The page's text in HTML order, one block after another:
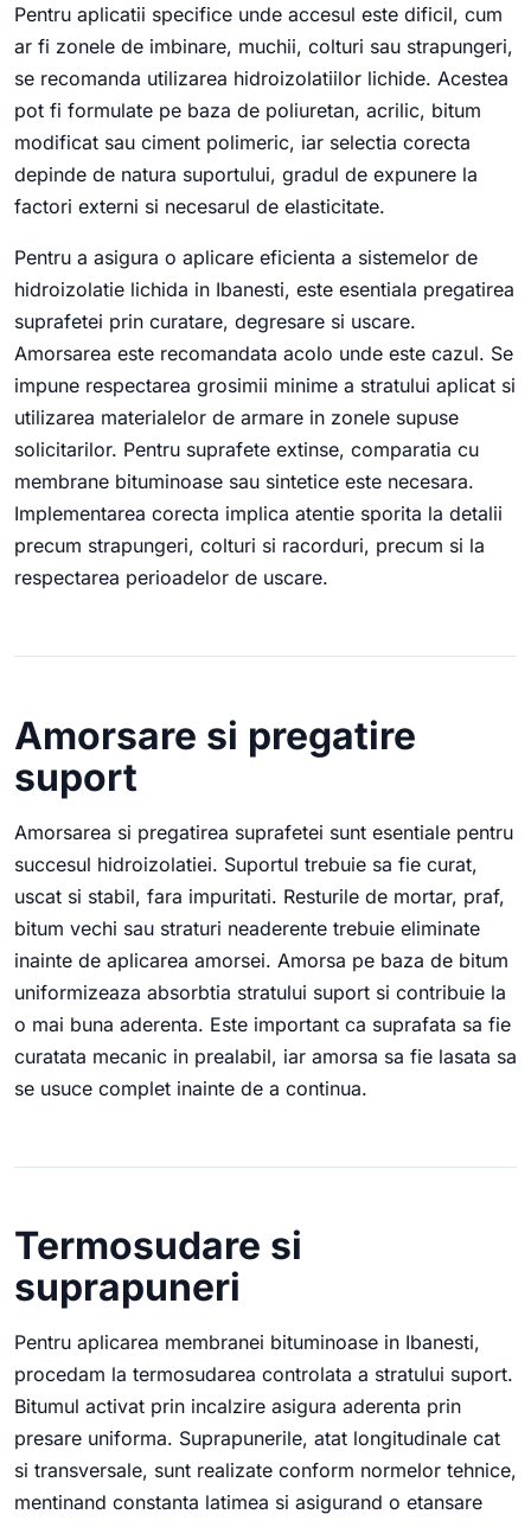
Pentru aplicatii specifice unde accesul este dificil, cum
ar fi zonele de imbinare, muchii, colturi sau strapungeri,
se recomanda utilizarea hidroizolatiilor lichide. Acestea
pot fi formulate pe baza de poliuretan, acrilic, bitum
modificat sau ciment polimeric, iar selectia corecta
depinde de natura suportului, gradul de expunere la
factori externi si necesarul de elasticitate.
Pentru a asigura o aplicare eficienta a sistemelor de
hidroizolatie lichida in Ibanesti, este esentiala pregatirea
suprafetei prin curatare, degresare si uscare.
Amorsarea este recomandata acolo unde este cazul. Se
impune respectarea grosimii minime a stratului aplicat si
utilizarea materialelor de armare in zonele supuse
solicitarilor. Pentru suprafete extinse, comparatia cu
membrane bituminoase sau sintetice este necesara.
Implementarea corecta implica atentie sporita la detalii
precum strapungeri, colturi si racorduri, precum si la
respectarea perioadelor de uscare.
Amorsare si pregatire
suport
Amorsarea si pregatirea suprafetei sunt esentiale pentru
succesul hidroizolatiei. Suportul trebuie sa fie curat,
uscat si stabil, fara impuritati. Resturile de mortar, praf,
bitum vechi sau straturi neaderente trebuie eliminate
inainte de aplicarea amorsei. Amorsa pe baza de bitum
uniformizeaza absorbtia stratului suport si contribuie la
o mai buna aderenta. Este important ca suprafata sa fie
curatata mecanic in prealabil, iar amorsa sa fie lasata sa
se usuce complet inainte de a continua.
Termosudare si
suprapuneri
Pentru aplicarea membranei bituminoase in Ibanesti,
procedam la termosudarea controlata a stratului suport.
Bitumul activat prin incalzire asigura aderenta prin
presare uniforma. Suprapunerile, atat longitudinale cat
si transversale, sunt realizate conform normelor tehnice,
mentinand constanta latimea si asigurand o etansare